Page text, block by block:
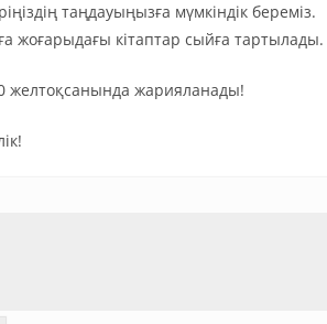
таңдауыңызға мүмкіндік береміз.
жоғарыдағы кітаптар сыйға тартылады.
желтоқсанында жарияланады!